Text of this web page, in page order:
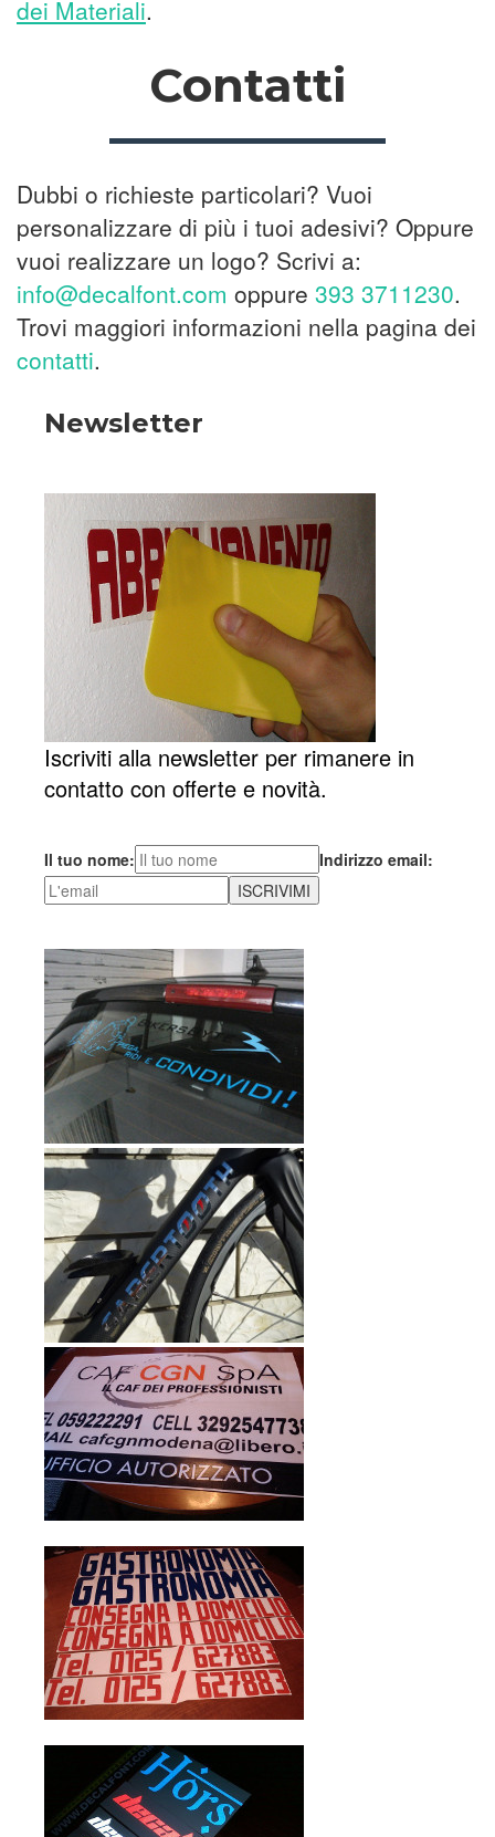
dei Materiali.
Contatti
Dubbi o richieste particolari? Vuoi
personalizzare di più i tuoi adesivi? Oppure
vuoi realizzare un logo? Scrivi a:
info@decalfont.com oppure 393 3711230.
Trovi maggiori informazioni nella pagina dei
contatti.
Newsletter
Iscriviti alla newsletter per rimanere in
contatto con offerte e novità.
Il tuo nome: Indirizzo email: